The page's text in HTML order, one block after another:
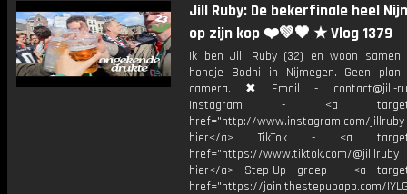
Jill Ruby: De bekerfinale heel
op zijn kop ❤️💚🖤 ★ Vlog 1379
Ik ben Jill Ruby (32) en woon
hondje Bodhi in Nijmegen. Geen
camera. ✖ Email - contact@jill-
Instagram - <a
href="http://www.instagram.com/
hier</a> TikTok - <a
href="https://www.tiktok.com/
hier</a> Step-Up groep - <a
href="https://join.thestepupapp.com/